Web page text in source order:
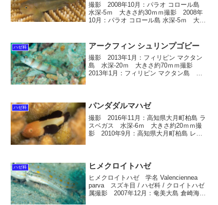
撮影 2008年10月：パラオ コロール島
水深-5ｍ 大きさ約30ｍｍ撮影 2008年
10月：パラオ コロール島 水深-5ｍ 大き
ｍ幼魚：撮影 2006...
ハゼ科 アークフィン シュリンプゴビー
撮影 2013年1月：フィリピン マクタン
島 水深-20ｍ 大きさ約70ｍｍ撮影
2013年1月：フィリピン マクタン島 水
ハゼ科 パンダダルマハゼ
撮影 2016年11月：高知県大月町柏島 ラ
スベガス 水深-6ｍ 大きさ約20ｍｍ撮
影 2010年9月：高知県大月町柏島 レッ
ハゼ科 ヒメクロイトハゼ
ヒメクロイトハゼ 学名 Valenciennea
parva スズキ目 / ハゼ科 / クロイトハゼ
属撮影 2007年12月：奄美大島 倉崎海